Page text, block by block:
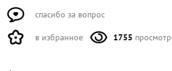
спасибо за вопрос
в избранное 1755